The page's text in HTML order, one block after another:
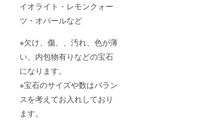
イオライト・レモンクォー
ツ・オパールなど
※欠け、傷、、汚れ、色が薄
い、内包物有りなどの宝石
になります。
※宝石のサイズや数はバラン
スを考えてお入れしており
ます。